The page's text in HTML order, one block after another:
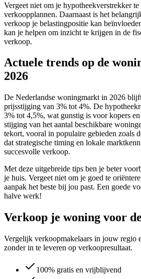
Vergeet niet om je hypotheekverstrekker
verkoopplannen. Daarnaast is het
verkoop je belastingpositie kan
kan je helpen om inzicht te krijgen in de
verkoop.
Actuele trends op de
2026
De Nederlandse woningmarkt in 2026
prijsstijging van 3% tot 4%. De
3% tot 4,5%, wat gunstig is voor kopers
stijging van het aantal beschikbare
tekort, vooral in populaire gebieden zoals
dat strategische timing en lokale
succesvolle verkoop.
Met deze uitgebreide tips ben je beter
je huis. Vergeet niet om je goed te
aanpak het beste bij jou past. Een goede
halve werk!
Verkoop je woning voor
Vergelijk verkoopmakelaars in jouw regio
zonder in te leveren op verkoopresultaat.
100% gratis en vrijblijvend